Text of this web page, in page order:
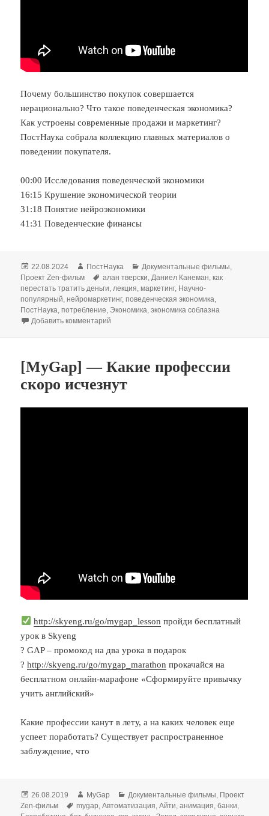
Почему большинство покупок совершается
нерационально? Что такое поведенческая экономика?
Как устроены современные продажи и маркетинг?
ПостНаука собрала коллекцию главных материалов о
поведении покупателя.
00:00 Исследования поведенческой экономики
16:15 Крушение экономической теории
31:18 Понятие нейроэкономики
41:31 Поведенческие финансы
Опубликовано
22.08.2024 Автор
ПостНаука Рубрики
Документальные фильмы,
Проект Zen-фильм
Метки
алан тверски,Даниел Канеман,как
перестать тратить деньги,лекция,маркетинг, Научно-
популярный,нейромаркетинг,поведенческая экономика,
ПостНаука,потребление, Экономика,экономика соблазна
Добавить комментарий
[MyGap] — Какие профессии
скоро исчезнут
http://skyeng.ru/go/mygap_lesson пройди бесплатный
урок в Skyeng
? GAP – промокод на два урока в подарок
?http://skyeng.ru/go/mygap_marathon прокачайся на
бесплатном онлайн-марафоне «Сформируйте привычку
учить английский»
Какие профессии канут в лету, а на каких человек еще
успеет поработать? Существует распространенное
заблуждение, что
Опубликовано
26.08.2019 Автор
MyGap Рубрики
Документальные фильмы Проект
Zen-фильм
Метки
mygap ,Автоматизация ,Айти ,анимация ,банки